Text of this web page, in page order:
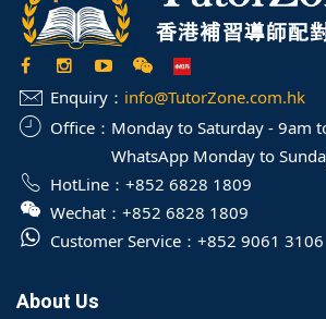
Enquiry： info@TutorZone.com.hk
Office： Monday to Saturday - 9am
WhatsApp Monday to
HotLine： +852 6828 1809
Wechat： +852 6828 1809
Customer Service： +852 9061 3106
About Us